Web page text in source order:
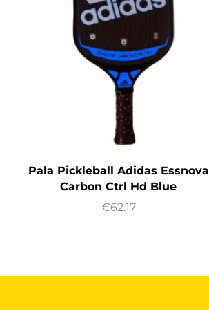
Pala Pickleball Adidas Essnova
Carbon Ctrl Hd Blue
€62.17